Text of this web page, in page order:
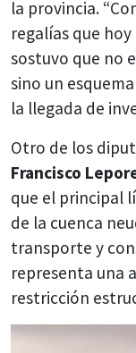
la provincia.
regalías que
sostuvo que no
sino un
la llegada de
Otro de los
Francisco
que el principal
de la cuenca
transporte y
representa una
restricción